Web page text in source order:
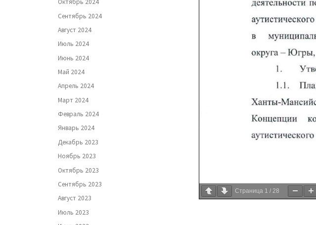
Страница 1 / 28
Октябрь 2024
Сентябрь 2024
Август 2024
Июль 2024
Июнь 2024
Май 2024
Апрель 2024
Март 2024
Февраль 2024
Январь 2024
Декабрь 2023
Ноябрь 2023
Октябрь 2023
Сентябрь 2023
Август 2023
Июль 2023